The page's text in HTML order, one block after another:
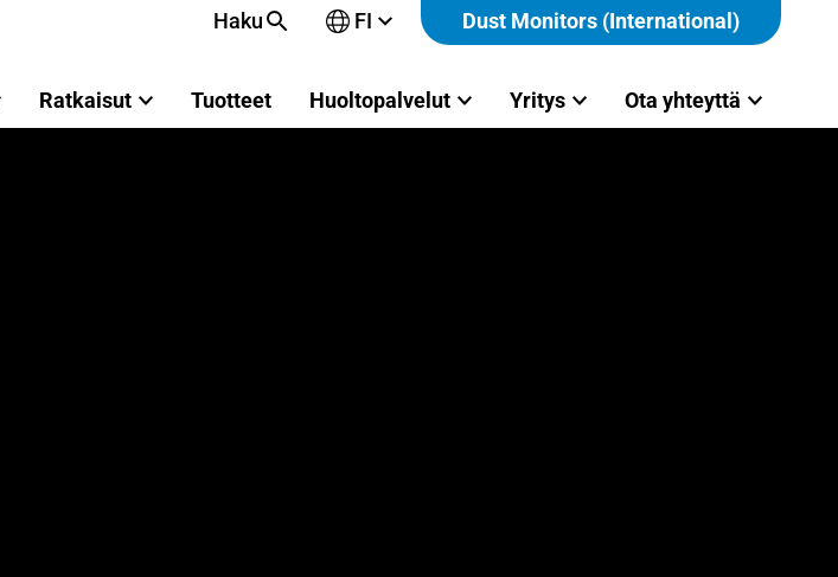
Haku FI Dust Monitors (International)
Ratkaisut Tuotteet Huoltopalvelut Yritys Ota yhteyttä